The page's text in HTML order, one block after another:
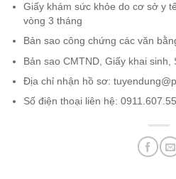
Giấy khám sức khỏe do cơ sở y
vòng 3 tháng
Bản sao công chứng các văn
Bản sao CMTND, Giấy khai sinh,
Địa chỉ nhận hồ sơ:
Số điện thoại liên hệ: